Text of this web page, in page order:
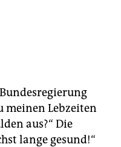
meinen Lebzeiten
aus?“ Die
lange gesund!“